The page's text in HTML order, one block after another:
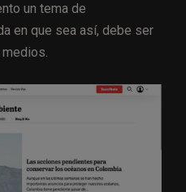
un tema de
en que sea así, debe ser